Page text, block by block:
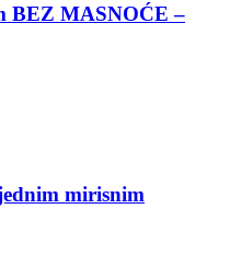
BEZ MASNOĆE –
mirisnim